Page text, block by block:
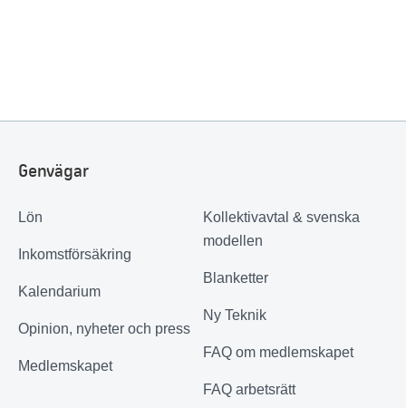
Genvägar
Lön
Inkomstförsäkring
Kalendarium
Opinion, nyheter och press
Medlemskapet
Kollektivavtal & svenska
modellen
Blanketter
Ny Teknik
FAQ om medlemskapet
FAQ arbetsrätt